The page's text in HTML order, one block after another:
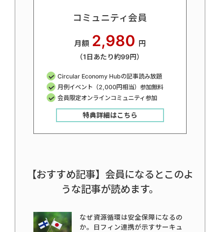
コミュニティ会員
月額 2,980 円
（1日あたり約99円）
Circular Economy Hubの記事読み放題
月例イベント（2,000円相当）参加無料
会員限定オンラインコミュニティ参加
特典詳細はこちら
【おすすめ記事】会員になるとこのよ
うな記事が読めます。
なぜ資源循環は安全保障になるの
か。日フィン連携が示すサーキュ